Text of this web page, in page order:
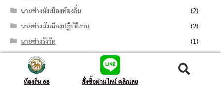
นายช่างผังเมืองท้องถิ่น
(2)
นายช่างผังเมืองปฏิบัติงาน
(2)
นายช่างรังวัด
(1)
นายช่างสำรวจ
นายช่างสำรวจปฏิบัติงาน
(10)
ท้องถิ่น 68 สั่งซื้อผ่านไลน์ คลิกเลย